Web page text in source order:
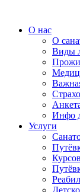
О нас
О
Виды
Инфо
Услуги